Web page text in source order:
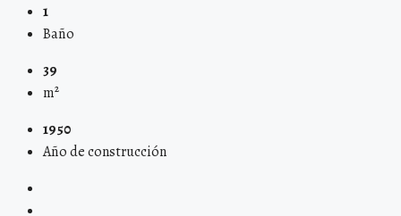
1
Baño
39
m²
1950
Año de construcción